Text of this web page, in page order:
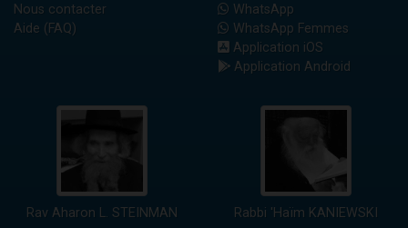
Nous contacter
Aide (FAQ)
WhatsApp
WhatsApp Femmes
Application iOS
Application Android
Rav Aharon L. STEINMAN Rabbi 'Haïm KANIEWSKI